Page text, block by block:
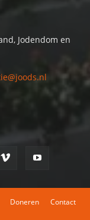
Jodendom en
Doneren Contact